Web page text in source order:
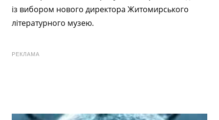
із вибором нового директора Житомирського
літературного музею.
РЕКЛАМА